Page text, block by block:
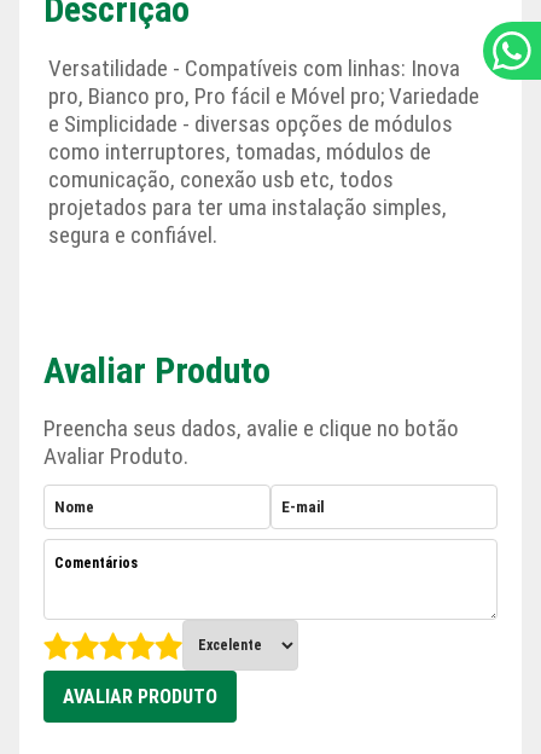
Descrição
Versatilidade - Compatíveis com linhas: Inova
pro, Bianco pro, Pro fácil e Móvel pro; Variedade
e Simplicidade - diversas opções de módulos
como interruptores, tomadas, módulos de
comunicação, conexão usb etc, todos
projetados para ter uma instalação simples,
segura e confiável.
Avaliar Produto
Preencha seus dados, avalie e clique no botão
Avaliar Produto.
AVALIAR PRODUTO